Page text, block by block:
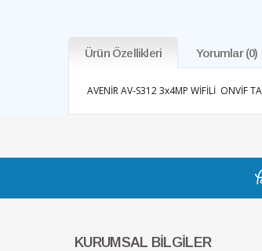
Ürün Özellikleri Yorumlar(0)
AVENİR AV-S312 3x4MP WİFİLİ ONVİF
KURUMSAL BİLGİLER